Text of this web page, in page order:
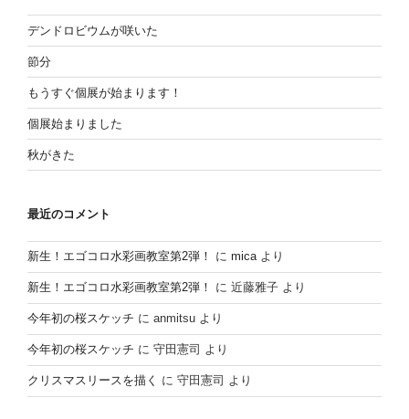
ン
デンドロビウムが咲いた
節分
もうすぐ個展が始まります！
個展始まりました
秋がきた
最近のコメント
新生！エゴコロ水彩画教室第2弾！ に micaより
新生！エゴコロ水彩画教室第2弾！ に 近藤雅子 より
今年初の桜スケッチ に anmitsu より
今年初の桜スケッチ に 守田憲司 より
クリスマスリースを描く に 守田憲司 より